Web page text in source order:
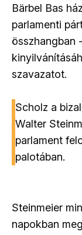
Bärbel Bas
parlamenti
összhangban
szavazatot.
Scholz a
Walter
parlament
palotában.
Steinmeier
napokban